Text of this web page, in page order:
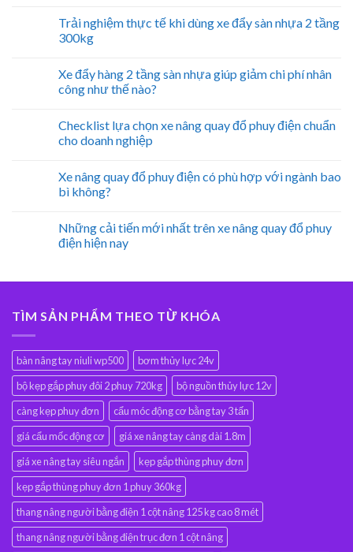
Trải nghiệm thực tế khi dùng xe đẩy sàn nhựa 2 tầng
300kg
Xe đẩy hàng 2 tầng sàn nhựa giúp giảm chi phí nhân
công như thế nào?
Checklist lựa chọn xe nâng quay đổ phuy điện chuẩn
cho doanh nghiệp
Xe nâng quay đổ phuy điện có phù hợp với ngành bao
bì không?
Những cải tiến mới nhất trên xe nâng quay đổ phuy
điện hiện nay
TÌM SẢN PHẨM THEO TỪ KHÓA
bàn nâng tay niuli wp500
bơm thủy lực 24v
bộ kẹp gắp phuy đôi 2 phuy 720kg
bộ nguồn thủy lực 12v
càng kẹp phuy đơn
cẩu móc động cơ bằng tay 3 tấn
giá cẩu mốc động cơ
giá xe nâng tay càng dài 1.8m
giá xe nâng tay siêu ngắn
kẹp gắp thùng phuy đơn
kẹp gắp thùng phuy đơn 1 phuy 360kg
thang nâng người bằng điện 1 cột nâng 125 kg cao 8 mét
thang nâng người bằng điện trục đơn 1 cột nâng